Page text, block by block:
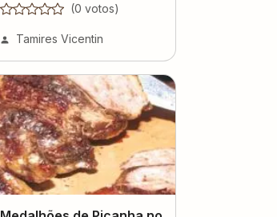
(0 votos)
Tamires Vicentin